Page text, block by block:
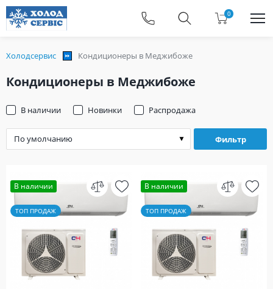
0
Холодсервис Кондиционеры в Меджибоже
Кондиционеры в Меджибоже
Фильтр
В наличии Новинки Распродажа
В наличии
ТОП ПРОДАЖ
В наличии
ТОП ПРОДАЖ